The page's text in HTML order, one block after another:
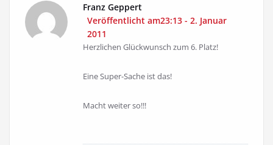
Franz Geppert
Veröffentlicht am23:13 - 2. Januar
2011
Herzlichen Glückwunsch zum 6. Platz!
Eine Super-Sache ist das!
Macht weiter so!!!